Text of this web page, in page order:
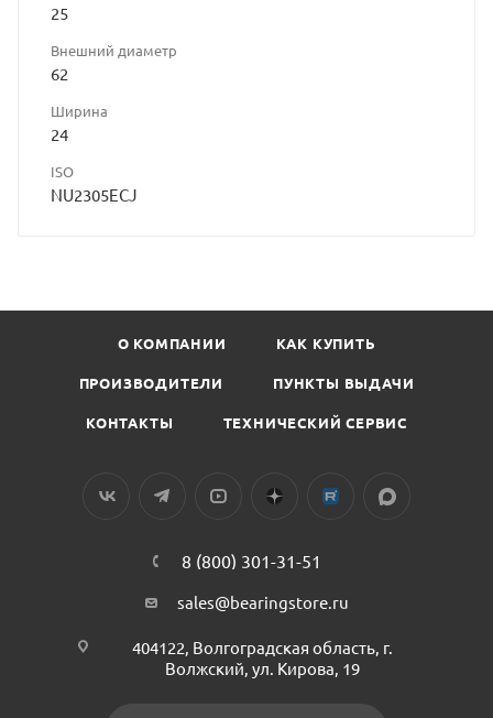
25
Внешний диаметр
62
Ширина
24
ISO
NU2305ECJ
О КОМПАНИИ КАК КУПИТЬ
ПРОИЗВОДИТЕЛИ ПУНКТЫ ВЫДАЧИ
КОНТАКТЫ ТЕХНИЧЕСКИЙ СЕРВИС
8 (800) 301-31-51
sales@bearingstore.ru
404122, Волгоградская область, г.
Волжский, ул. Кирова, 19